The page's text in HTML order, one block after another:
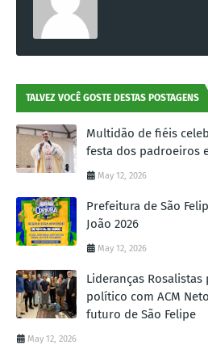
TALVEZ VOCÊ GOSTE DESTAS POSTAGENS
Multidão de fiéis
festa dos padroeiros
May 12, 2026
Prefeitura de São
João 2026
May 12, 2026
Lideranças
político com ACM
futuro de São Felipe
May 12, 2026